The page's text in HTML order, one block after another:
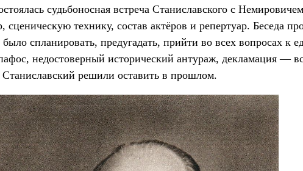
судьбоносная встреча Станиславского с
технику, состав актёров и репертуар. Беседа
спланировать, предугадать, прийти во всех вопросах к
недостоверный исторический антураж, декламация —
решили оставить в прошлом.